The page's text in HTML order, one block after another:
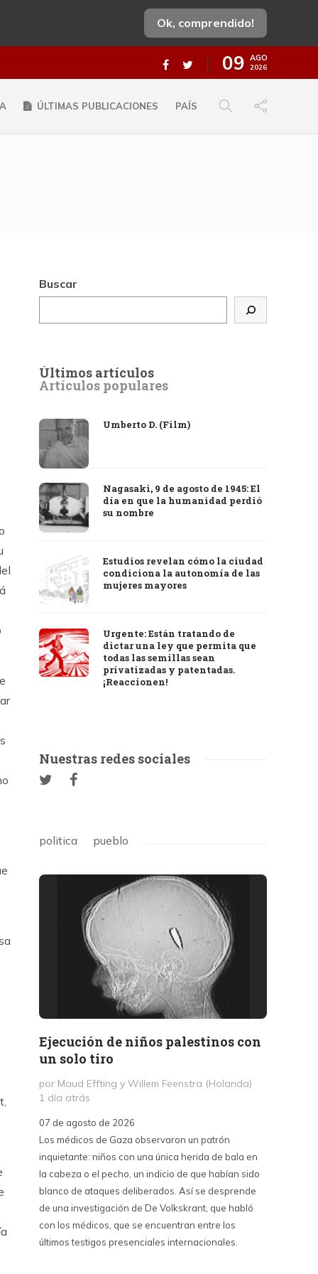
Ok, comprendido!
09 AGO
2026
ÚLTIMAS PUBLICACIONES PAÍS
Buscar
Últimos artículos
Artículos populares
Umberto D. (Film)
Nagasaki, 9 de agosto de 1945: El
día en que la humanidad perdió
su nombre
Estudios revelan cómo la ciudad
condiciona la autonomía de las
mujeres mayores
Urgente: Están tratando de
dictar una ley que permita que
todas las semillas sean
privatizadas y patentadas.
¡Reaccionen!
Nuestras redes sociales
politica pueblo
Ejecución de niños palestinos con
un solo tiro
por Maud Effting y Willem Feenstra (Holanda)
1 día atrás
07 de agosto de 2026
Los médicos de Gaza observaron un patrón
inquietante: niños con una única herida de bala en
la cabeza o el pecho, un indicio de que habían sido
blanco de ataques deliberados. Así se desprende
de una investigación de De Volkskrant, que habló
con los médicos, que se encuentran entre los
últimos testigos presenciales internacionales.